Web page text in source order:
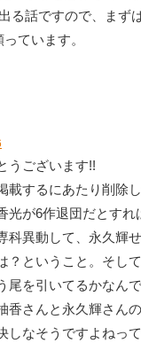
る話ですので、まず
ています。
うございます!!
載するにあたり削除
光が6作退団だとす
科異動して、永久輝
？ということ。そし
尾を引いてるかなん
香さんと永久輝さん
しなそうですよねっ